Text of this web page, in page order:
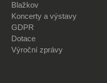
Blažkov
Koncerty a výstavy
GDPR
Dotace
Výroční zprávy